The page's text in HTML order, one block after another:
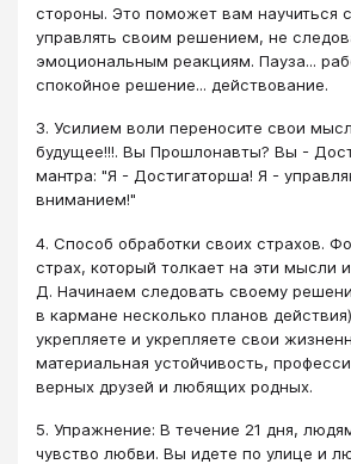
стороны. Это поможет вам научиться
управлять своим решением, не
эмоциональным реакциям. Пауза...
спокойное решение... действование.
3. Усилием воли переносите свои
будущее!!!. Вы Прошлонавты? Вы -
мантра: "Я - Достигаторша! Я -
вниманием!"
4. Способ обработки своих страхов.
страх, который толкает на эти мысли
Д. Начинаем следовать своему
в кармане несколько планов
укрепляете и укрепляете свои
материальная устойчивость,
верных друзей и любящих родных.
5. Упражнение: В течение 21 дня,
чувство любви. Вы идете по улице и